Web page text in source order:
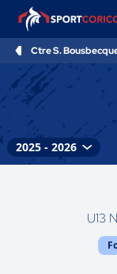
Ctre S.
U13